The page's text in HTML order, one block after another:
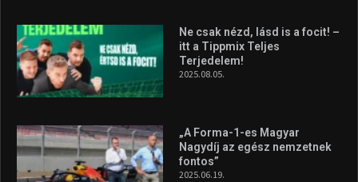
Ne csak nézd, lásd is a focit! –
itt a Tippmix Teljes
Terjedelem!
2025.08.05.
„A Forma-1-es Magyar
Nagydíj az egész nemzetnek
fontos”
2025.06.19.